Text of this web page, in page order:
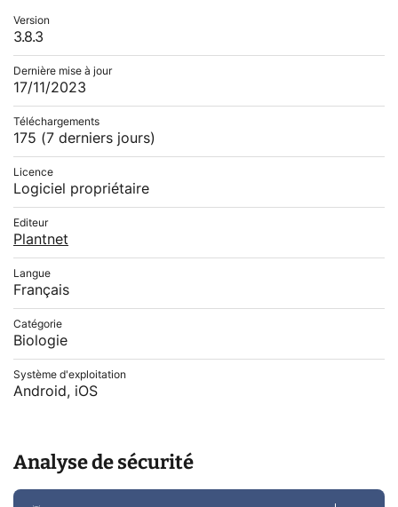
Version
3.8.3
Dernière mise à jour
17/11/2023
Téléchargements
175 (7 derniers jours)
Licence
Logiciel propriétaire
Editeur
Plantnet
Langue
Français
Catégorie
Biologie
Système d'exploitation
Android, iOS
Analyse de sécurité